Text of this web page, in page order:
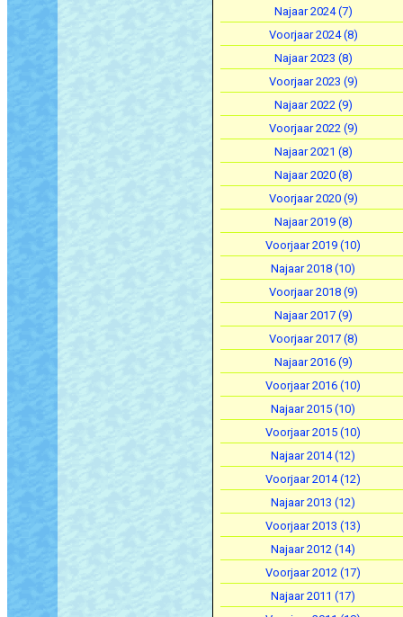
Najaar 2024 (7)
Voorjaar 2024 (8)
Najaar 2023 (8)
Voorjaar 2023 (9)
Najaar 2022 (9)
Voorjaar 2022 (9)
Najaar 2021 (8)
Najaar 2020 (8)
Voorjaar 2020 (9)
Najaar 2019 (8)
Voorjaar 2019 (10)
Najaar 2018 (10)
Voorjaar 2018 (9)
Najaar 2017 (9)
Voorjaar 2017 (8)
Najaar 2016 (9)
Voorjaar 2016 (10)
Najaar 2015 (10)
Voorjaar 2015 (10)
Najaar 2014 (12)
Voorjaar 2014 (12)
Najaar 2013 (12)
Voorjaar 2013 (13)
Najaar 2012 (14)
Voorjaar 2012 (17)
Najaar 2011 (17)